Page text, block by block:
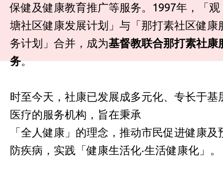
保健及健康教育推广等服务。1997年，「观
塘社区健康发展计划」与「那打素社区健康
务计划」合并，成为基督教联合那打素社康
务。
时至今天，社康已发展成多元化、专长于基
医疗的服务机构，旨在秉承
「全人健康」的理念，推动市民促进健康及
防疾病，实践「健康生活化‧生活健康化」。